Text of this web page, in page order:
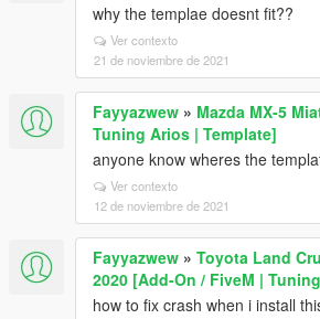
why the templae doesnt fit??
Ver contexto
21 de noviembre de 2021
Fayyazwew » Mazda MX-5
Tuning Arios | Template]
anyone know wheres the
Ver contexto
12 de noviembre de 2021
Fayyazwew » Toyota Land
2020 [Add-On / FiveM |
how to fix crash when i install